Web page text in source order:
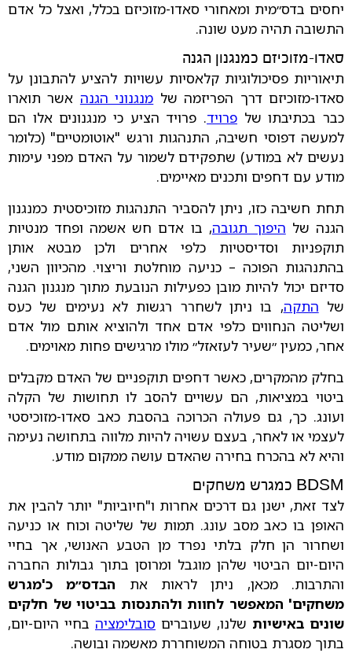
יחסים בדס״מית ומאחורי סאדו-מזוכיזם בכלל, ואצל כל אדם
התשובה תהיה מעט שונה.
סאדו-מזוכיזם כמנגנון הגנה
תיאוריות פסיכולוגיות קלאסיות עשויות להציע להתבונן על
סאדו-מזוכיזם דרך הפריזמה של מנגנוני הגנה אשר תוארו
כבר בכתיבתו של פרויד. פרויד הציע כי מנגנונים אלו הם
למעשה דפוסי חשיבה, התנהגות ורגש "אוטומטיים" (כלומר
נעשים לא במודע) שתפקידם לשמור על האדם מפני עימות
מודע עם דחפים ותכנים מאיימים.
תחת חשיבה כזו, ניתן להסביר התנהגות מזוכיסטית כמנגנון
הגנה של היפוך תגובה, בו אדם חש אשמה ופחד מנטיות
תוקפניות וסדיסטיות כלפי אחרים ולכן מבטא אותן
בהתנהגות הפוכה – כניעה מוחלטת וריצוי. מהכיוון השני,
סדיזם יכול להיות מובן כפעילות הנובעת מתוך מנגנון הגנה
של התקה, בו ניתן לשחרר רגשות לא נעימים של כעס
ושליטה הנחווים כלפי אדם אחד ולהוציא אותם מול אדם
אחר, כמעין ״שעיר לעזאזל״ מולו מרגישים פחות מאוימים.
בחלק מהמקרים, כאשר דחפים תוקפניים של האדם מקבלים
ביטוי במציאות, הם עשויים להסב לו תחושות של הקלה
ועונג. כך, גם פעולה הכרוכה בהסבת כאב סאדו-מזוכיסטי
לעצמי או לאחר, בעצם עשויה להיות מלווה בתחושה נעימה
והיא לא בהכרח בחירה שהאדם עושה ממקום מודע.
BDSM כמגרש משחקים
לצד זאת, ישנן גם דרכים אחרות ו"חיוביות" יותר להבין את
האופן בו כאב מסב עונג. תמות של שליטה וכוח או כניעה
ושחרור הן חלק בלתי נפרד מן הטבע האנושי, אך בחיי
היום-יום הביטוי שלהן מוגבל ומרוסן בתוך גבולות החברה
והתרבות. מכאן, ניתן לראות את הבדס״מ כ'מגרש
משחקים' המאפשר לחוות ולהתנסות בביטוי של חלקים
שונים באישיות שלנו, שעוברים סובלימציה בחיי היום-יום,
בתוך מסגרת בטוחה המשוחררת מאשמה ובושה.